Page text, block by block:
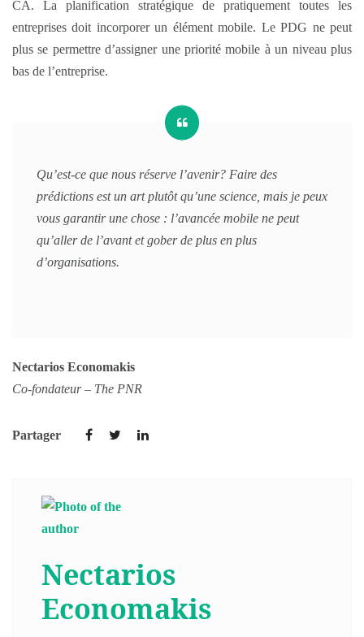
CA. La planification stratégique de pratiquement toutes les
entreprises doit incorporer un élément mobile. Le PDG ne peut
plus se permettre d’assigner une priorité mobile à un niveau plus
bas de l’entreprise.
Qu’est-ce que nous réserve l’avenir? Faire des
prédictions est un art plutôt qu’une science, mais je peux
vous garantir une chose : l’avancée mobile ne peut
qu’aller de l’avant et gober de plus en plus
d’organisations.
Nectarios Economakis
Co-fondateur – The PNR
Partager
Nectarios
Economakis